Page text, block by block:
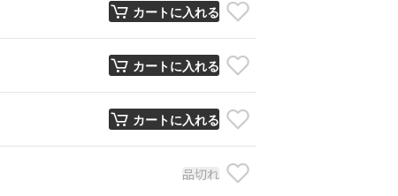
カートに入れる
カートに入れる
カートに入れる
品切れ